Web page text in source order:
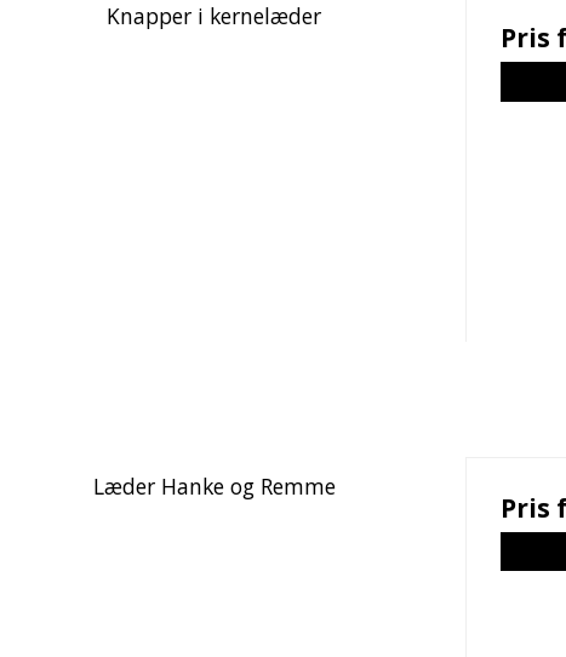
Knapper i kernelæder
Pris
Læder Hanke og Remme
Pris